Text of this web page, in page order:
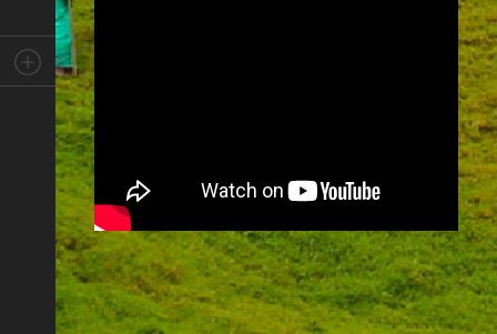
Stay Connected